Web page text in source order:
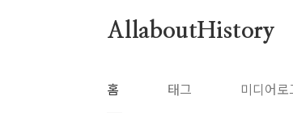
AllaboutHistory
홈 태그 미디어로